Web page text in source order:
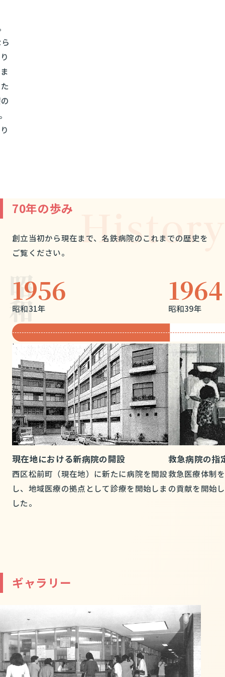
70年の歩み
創立当初から現在まで、名鉄病院のこれまでの歴史を
ご覧ください。
1956
昭和31年
現在地における新病院の開設
西区松前町（現在地）に新たに病院を開設
し、地域医療の拠点として診療を開始しま
した。
1964
昭和39年
救急病院の指
救急医療体制
の貢献を開始
ギャラリー